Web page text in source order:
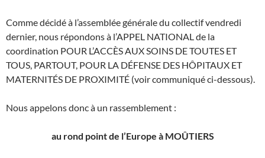
Comme décidé à l’assemblée générale du collectif vendredi
dernier, nous répondons à l’APPEL NATIONAL de la
coordination POUR L’ACCÈS AUX SOINS DE TOUTES ET
TOUS, PARTOUT, POUR LA DÉFENSE DES HÔPITAUX ET
MATERNITÉS DE PROXIMITÉ (voir communiqué ci-dessous).
Nous appelons donc à un rassemblement :
au rond point de l’Europe à MOÛTIERS